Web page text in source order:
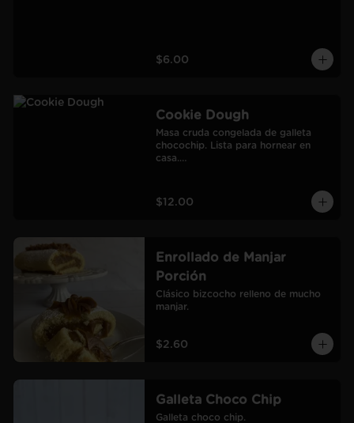
$6.00
Cookie Dough
Masa cruda congelada de galleta
chocochip. Lista para hornear en
casa.
60 galletas pequeñas.
$12.00
Enrollado de Manjar
Porción
Clásico bizcocho relleno de mucho
manjar.
$2.60
Galleta Choco Chip
Galleta choco chip.